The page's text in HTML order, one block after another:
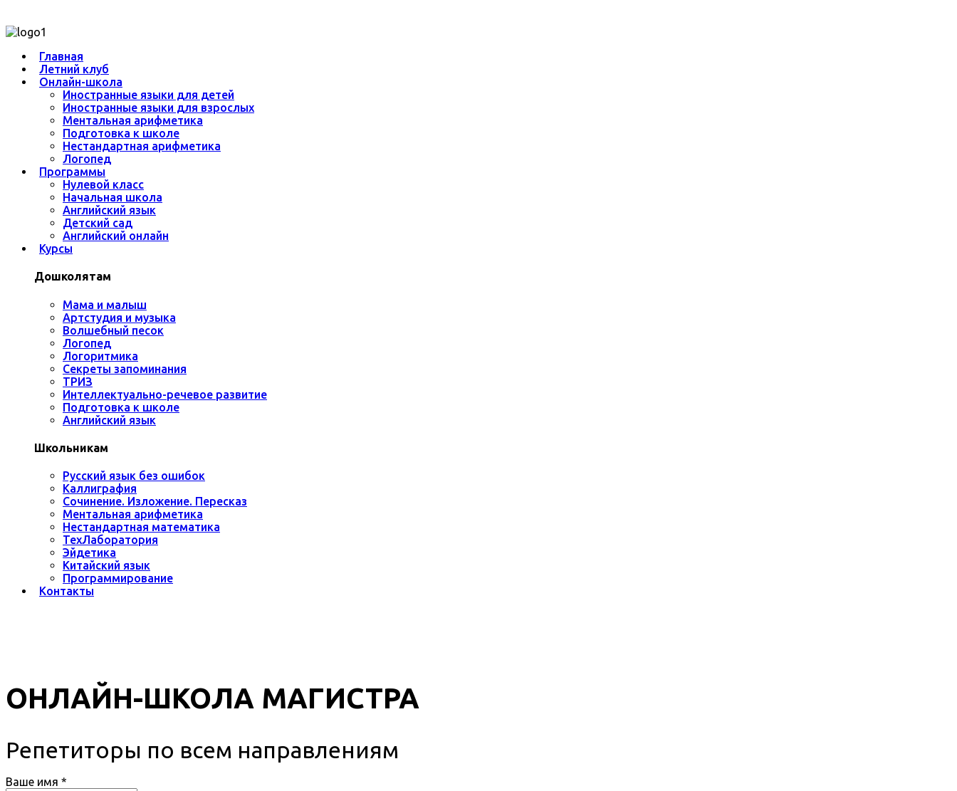
Главная
Летний клуб
Онлайн-школа
Иностранные языки для детей
Иностранные языки для взрослых
Ментальная арифметика
Подготовка к школе
Нестандартная арифметика
Логопед
Программы
Нулевой класс
Начальная школа
Английский язык
Детский сад
Английский онлайн
Курсы
Дошколятам
Мама и малыш
Артстудия и музыка
Волшебный песок
Логопед
Логоритмика
Секреты запоминания
ТРИЗ
Интеллектуально-речевое развитие
Подготовка к школе
Английский язык
Школьникам
Русский язык без ошибок
Каллиграфия
Сочинение. Изложение. Пересказ
Ментальная арифметика
Нестандартная математика
ТехЛаборатория
Эйдетика
Китайский язык
Программирование
Контакты
ОНЛАЙН-ШКОЛА МАГИСТРА
Репетиторы по всем направлениям
Ваше имя *